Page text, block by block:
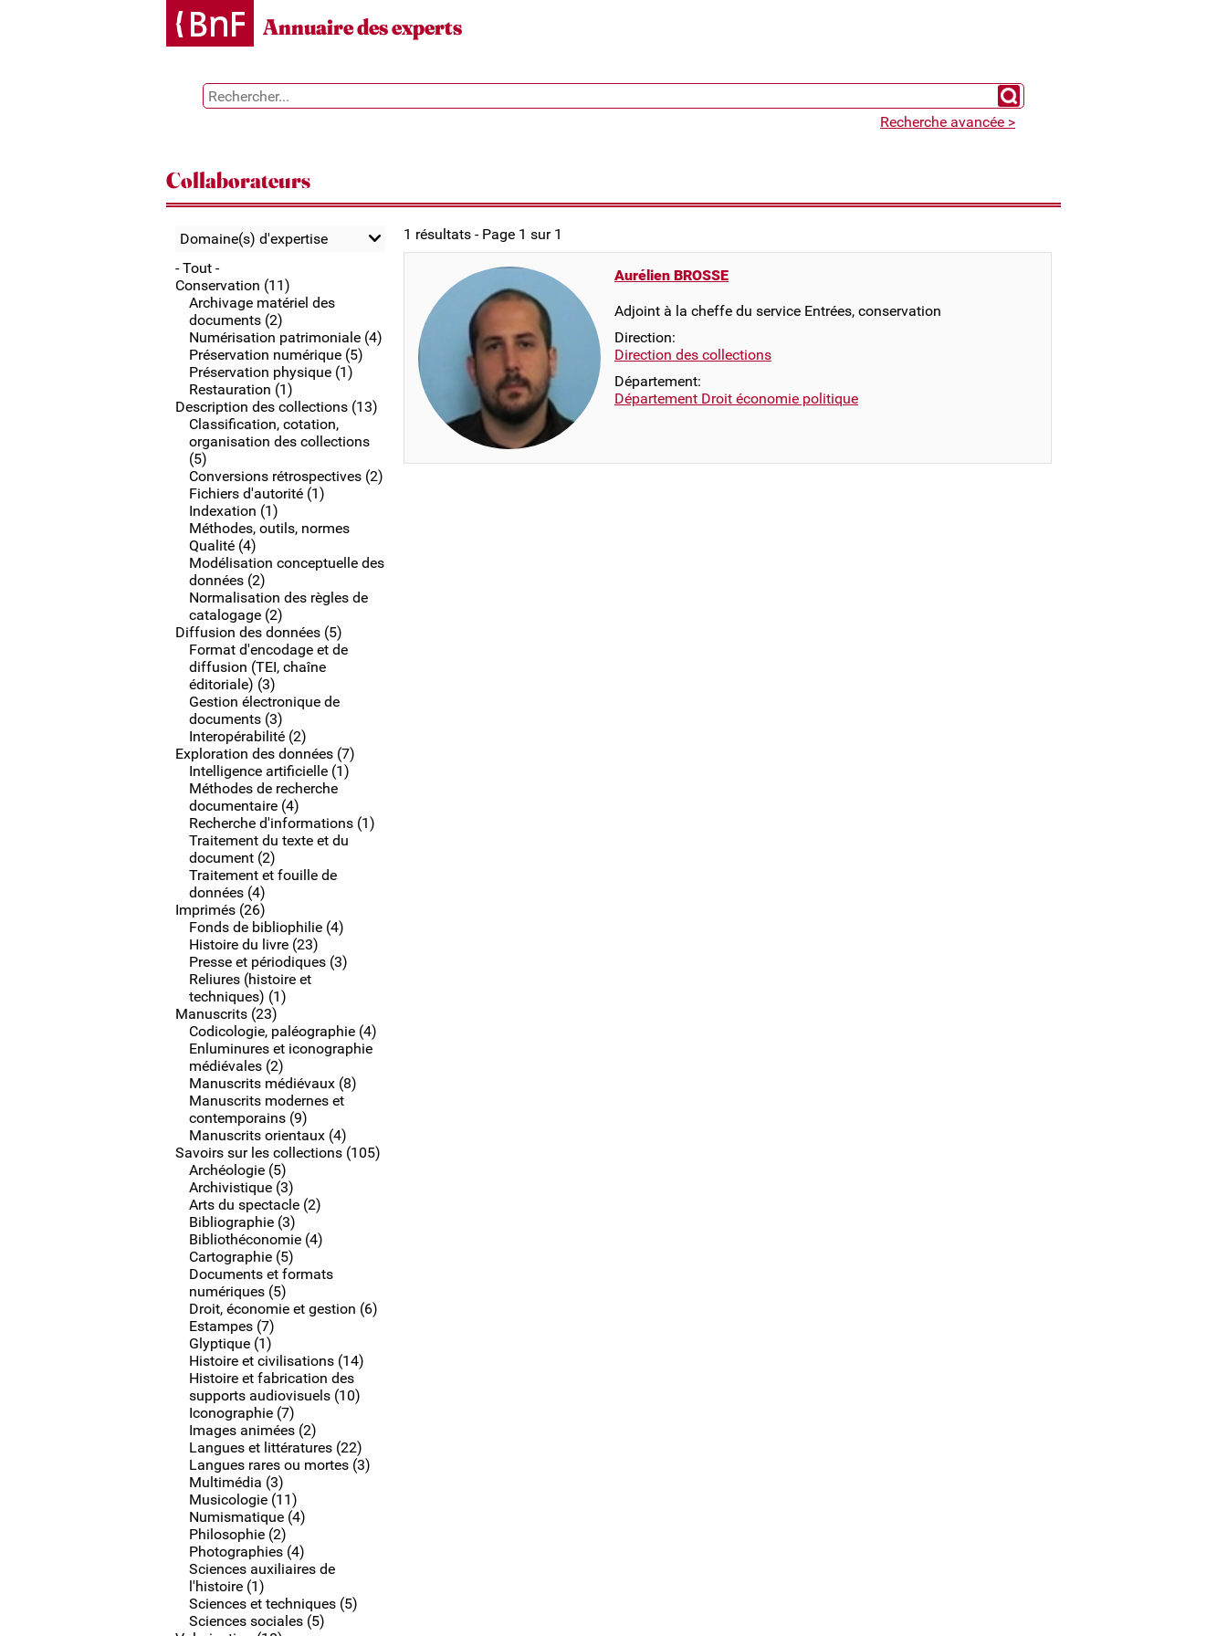
Annuaire des experts
Chercher un expert
Recherche avancée >
Collaborateurs
Domaine(s) d'expertise
- Tout -
Conservation (11)
Archivage matériel des
documents (2)
Numérisation patrimoniale (4)
Préservation numérique (5)
Préservation physique (1)
Restauration (1)
Description des collections (13)
Classification, cotation,
organisation des collections
(5)
Conversions rétrospectives (2)
Fichiers d'autorité (1)
Indexation (1)
Méthodes, outils, normes
Qualité (4)
Modélisation conceptuelle des
données (2)
Normalisation des règles de
catalogage (2)
Diffusion des données (5)
Format d'encodage et de
diffusion (TEI, chaîne
éditoriale) (3)
Gestion électronique de
documents (3)
Interopérabilité (2)
Exploration des données (7)
Intelligence artificielle (1)
Méthodes de recherche
documentaire (4)
Recherche d'informations (1)
Traitement du texte et du
document (2)
Traitement et fouille de
données (4)
Imprimés (26)
Fonds de bibliophilie (4)
Histoire du livre (23)
Presse et périodiques (3)
Reliures (histoire et
techniques) (1)
Manuscrits (23)
Codicologie, paléographie (4)
Enluminures et iconographie
médiévales (2)
Manuscrits médiévaux (8)
Manuscrits modernes et
contemporains (9)
Manuscrits orientaux (4)
Savoirs sur les collections (105)
Archéologie (5)
Archivistique (3)
Arts du spectacle (2)
Bibliographie (3)
Bibliothéconomie (4)
Cartographie (5)
Documents et formats
numériques (5)
Droit, économie et gestion (6)
Estampes (7)
Glyptique (1)
Histoire et civilisations (14)
Histoire et fabrication des
supports audiovisuels (10)
Iconographie (7)
Images animées (2)
Langues et littératures (22)
Langues rares ou mortes (3)
Multimédia (3)
Musicologie (11)
Numismatique (4)
Philosophie (2)
Photographies (4)
Sciences auxiliaires de
l'histoire (1)
Sciences et techniques (5)
Sciences sociales (5)
1 résultats - Page 1 sur 1
Aurélien BROSSE
Adjoint à la cheffe du service Entrées, conservation
Direction:
Direction des collections
Département:
Département Droit économie politique